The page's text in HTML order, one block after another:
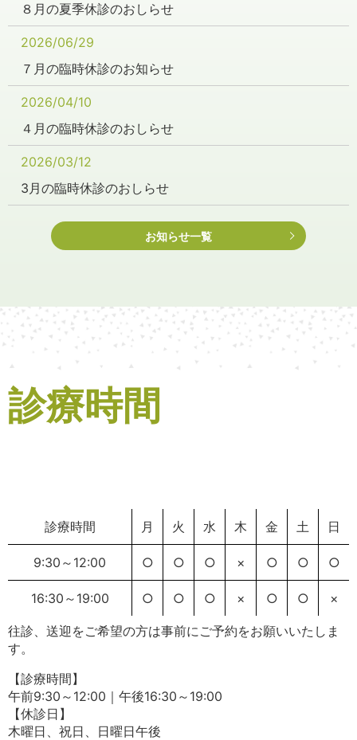
８月の夏季休診のおしらせ
2026/06/29
７月の臨時休診のお知らせ
2026/04/10
４月の臨時休診のおしらせ
2026/03/12
3月の臨時休診のおしらせ
2026/03/12
🌷春の健康診断のおしらせ🌷
お知らせ一覧
診療時間
診療時間 月 火 水 木 金 土 日
9:30～12:00 ○ ○ ○ × ○ ○ ○
16:30～19:00 ○ ○ ○ × ○ ○ ×
往診、送迎をご希望の方は事前にご予約をお願いいたしま
す。
【診療時間】
午前9:30～12:00｜午後16:30～19:00
【休診日】
木曜日、祝日、日曜日午後